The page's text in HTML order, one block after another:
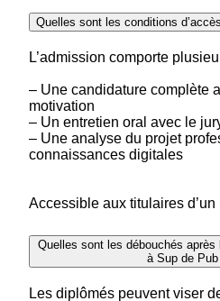
Quelles sont les conditions
L’admission comporte
– Une candidature complète
motivation
– Un entretien oral avec le
– Une analyse du projet
connaissances digitales
Accessible aux titulaires
Quelles sont les débouchés
à Sup de
Les diplômés peuvent viser